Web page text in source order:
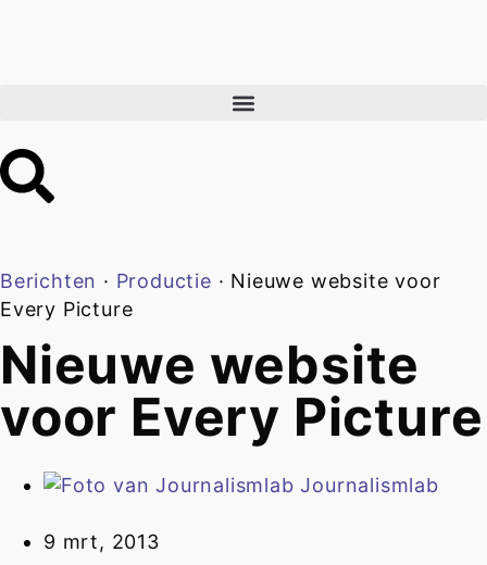
Berichten · Productie · Nieuwe website voor
Every Picture
Nieuwe website
voor Every Picture
Journalismlab
9 mrt, 2013